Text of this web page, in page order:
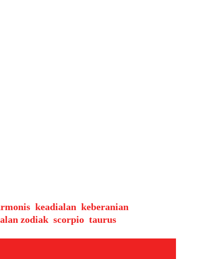
keadialan keberanian
zodiak scorpio taurus